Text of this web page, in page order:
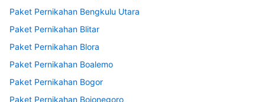
Paket Pernikahan Bengkulu Utara
Paket Pernikahan Blitar
Paket Pernikahan Blora
Paket Pernikahan Boalemo
Paket Pernikahan Bogor
Paket Pernikahan Bojonegoro